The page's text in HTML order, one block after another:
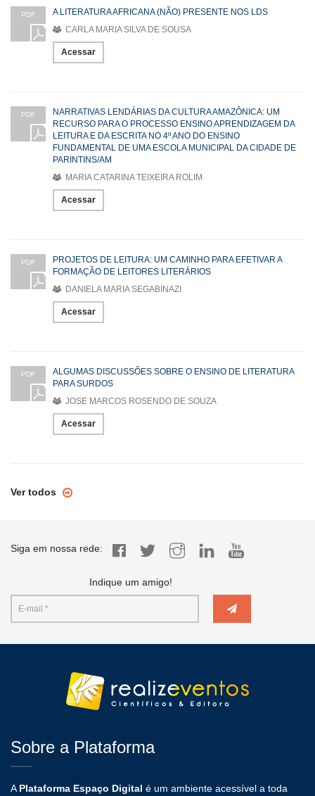
PDF
A LITERATURA AFRICANA (NÃO) PRESENTE NOS LDS
CARLA MARIA SILVA DE SOUSA
Acessar
PDF
NARRATIVAS LENDÁRIAS DA CULTURA AMAZÔNICA: UM
RECURSO PARA O PROCESSO ENSINO APRENDIZAGEM DA
LEITURA E DA ESCRITA NO 4º ANO DO ENSINO
FUNDAMENTAL DE UMA ESCOLA MUNICIPAL DA CIDADE DE
PARINTINS/AM
MARIA CATARINA TEIXEIRA ROLIM
Acessar
PDF
PROJETOS DE LEITURA: UM CAMINHO PARA EFETIVAR A
FORMAÇÃO DE LEITORES LITERÁRIOS
DANIELA MARIA SEGABINAZI
Acessar
PDF
ALGUMAS DISCUSSÕES SOBRE O ENSINO DE LITERATURA
PARA SURDOS
JOSE MARCOS ROSENDO DE SOUZA
Acessar
Ver todos
Siga em nossa rede:
Indique um amigo!
Sobre a Plataforma
A Plataforma Espaço Digital é um ambiente acessível a toda